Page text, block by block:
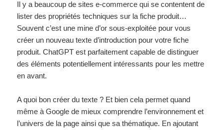
Il y a beaucoup de sites e-commerce qui se contentent de
lister des propriétés techniques sur la fiche produit…
Souvent c’est une mine d’or sous-exploitée pour vous
créer un nouveau texte d’introduction pour votre fiche
produit. ChatGPT est parfaitement capable de distinguer
des éléments potentiellement intéressants pour les mettre
en avant.
A quoi bon créer du texte ? Et bien cela permet quand
même à Google de mieux comprendre l’environnement et
l’univers de la page ainsi que sa thématique. En ajoutant